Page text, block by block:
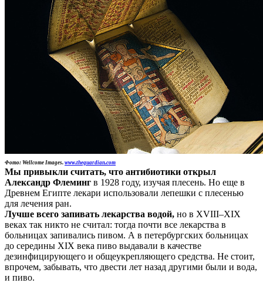
Фото: Wellcome Images. www.theguardian.com
Мы привыкли считать, что антибиотики открыл
Александр Флеминг в 1928 году, изучая плесень. Но еще в
Древнем Египте лекари использовали лепешки с плесенью
для лечения ран.
Лучше всего запивать лекарства водой, но в XVIII–XIX
веках так никто не считал: тогда почти все лекарства в
больницах запивались пивом. А в петербургских больницах
до середины XIX века пиво выдавали в качестве
дезинфицирующего и общеукрепляющего средства. Не стоит,
впрочем, забывать, что двести лет назад другими были и вода,
и пиво.